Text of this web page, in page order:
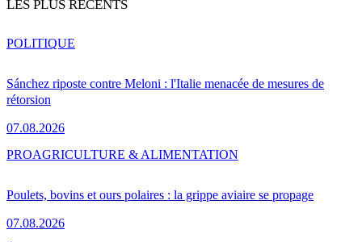
LES PLUS RÉCENTS
Sánchez riposte contre Meloni : l'Italie menacée de mesures de
rétorsion
07.08.2026
POLITIQUE
Poulets, bovins et ours polaires : la grippe aviaire se propage
07.08.2026
PROAGRICULTURE & ALIMENTATION